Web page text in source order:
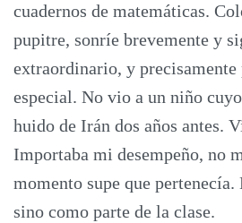
cuadernos de matemáticas.
pupitre, sonríe brevemente y
extraordinario, y precisamente
especial. No vio a un niño
huido de Irán dos años antes.
Importaba mi desempeño, no
momento supe que
sino como parte de la clase.